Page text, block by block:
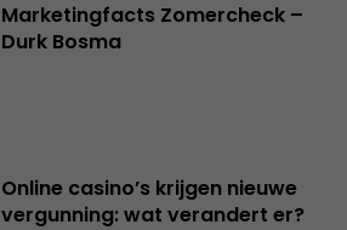
Marketingfacts Zomercheck –
Durk Bosma
Online casino’s krijgen nieuwe
vergunning: wat verandert er?